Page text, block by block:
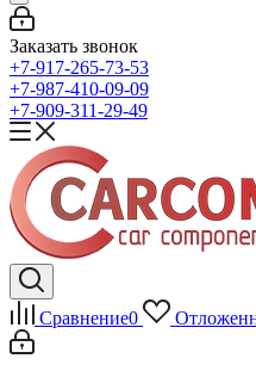
Заказать звонок
+7-917-265-73-53
+7-987-410-09-09
+7-909-311-29-49
Сравнение0